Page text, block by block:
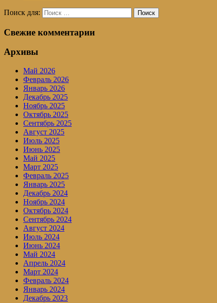
Поиск для: Поиск
Свежие комментарии
Архивы
Май 2026
Февраль 2026
Январь 2026
Декабрь 2025
Ноябрь 2025
Октябрь 2025
Сентябрь 2025
Август 2025
Июль 2025
Июнь 2025
Май 2025
Март 2025
Февраль 2025
Январь 2025
Декабрь 2024
Ноябрь 2024
Октябрь 2024
Сентябрь 2024
Август 2024
Июль 2024
Июнь 2024
Май 2024
Апрель 2024
Март 2024
Февраль 2024
Январь 2024
Декабрь 2023